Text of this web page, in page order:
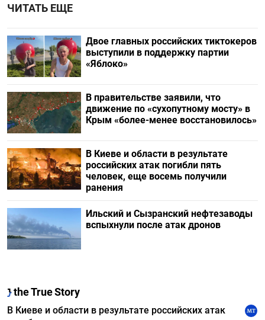
ЧИТАТЬ ЕЩЕ
Двое главных российских тиктокеров
выступили в поддержку партии
«Яблоко»
В правительстве заявили, что
движение по «сухопутному мосту» в
Крым «более-менее восстановилось»
В Киеве и области в результате
российских атак погибли пять
человек, еще восемь получили
ранения
Ильский и Сызранский нефтезаводы
вспыхнули после атак дронов